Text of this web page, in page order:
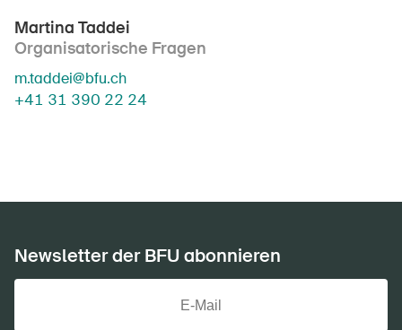
Martina Taddei
Organisatorische Fragen
m.taddei@bfu.ch
+41 31 390 22 24
Newsletter der BFU abonnieren